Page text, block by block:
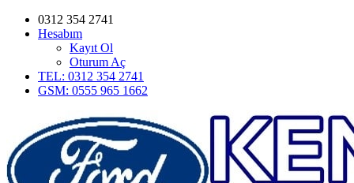
0312 354 2741
Hesabım
Kayıt Ol
Oturum Aç
TEL: 0312 354 2741
GSM: 0555 965 1662